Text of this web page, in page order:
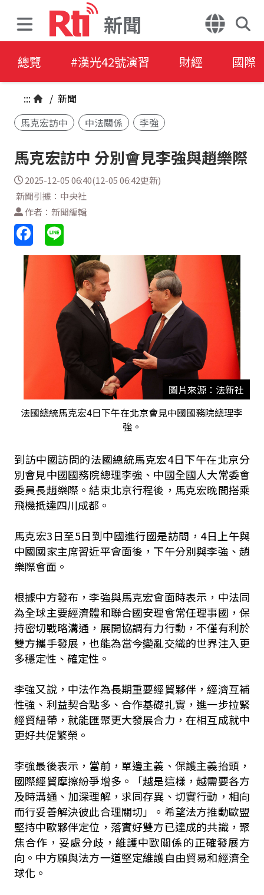
新聞
總覽 #漢光42號演習 財經 國際
::: / 新聞
馬克宏訪中
中法關係 李強
馬克宏訪中 分別會見李強與趙樂際
2025-12-05 06:40(12-05 06:42更新)
新聞引據：中央社
作者：新聞編輯
圖片來源：法新社
法國總統馬克宏4日下午在北京會見中國國務院總理李
強。
到訪中國訪問的法國總統馬克宏4日下午在北京分
別會見中國國務院總理李強、中國全國人大常委會
委員長趙樂際。結束北京行程後，馬克宏晚間搭乘
飛機抵達四川成都。
馬克宏3日至5日到中國進行國是訪問，4日上午與
中國國家主席習近平會面後，下午分別與李強、趙
樂際會面。
根據中方發布，李強與馬克宏會面時表示，中法同
為全球主要經濟體和聯合國安理會常任理事國，保
持密切戰略溝通，展開協調有力行動，不僅有利於
雙方攜手發展，也能為當今變亂交織的世界注入更
多穩定性、確定性。
李強又說，中法作為長期重要經貿夥伴，經濟互補
性強、利益契合點多、合作基礎扎實，進一步拉緊
經貿紐帶，就能匯聚更大發展合力，在相互成就中
更好共促繁榮。
李強最後表示，當前，單邊主義、保護主義抬頭，
國際經貿摩擦紛爭增多。「越是這樣，越需要各方
及時溝通、加深理解，求同存異、切實行動，相向
而行妥善解決彼此合理關切」。希望法方推動歐盟
堅持中歐夥伴定位，落實好雙方已達成的共識，聚
焦合作，妥處分歧，維護中歐關係的正確發展方
向。中方願與法方一道堅定維護自由貿易和經濟全
球化。